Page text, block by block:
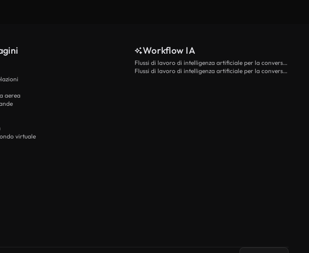
aerea
virtuale
Workflow IA
Flussi di lavoro di intelligenza artificiale per la conversione da testo a video
Flussi di lavoro di intelligenza artificiale per la conversione di immagini in video